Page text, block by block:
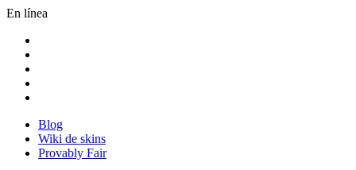
En línea
Blog
Wiki de skins
Provably Fair